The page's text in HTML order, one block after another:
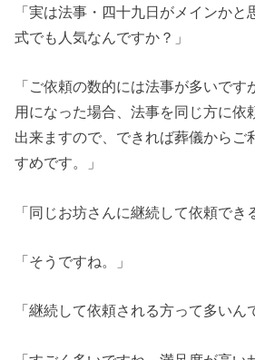
「実は法事・四十九日がメインか
式でも人気なんですか？」
「ご依頼の数的には法事が多いです
用になった場合、法事を同じ方に依
出来ますので、できれば葬儀からご
すめです。」
「同じお坊さんに継続して依頼でき
「そうですね。」
「継続して依頼される方って多いん